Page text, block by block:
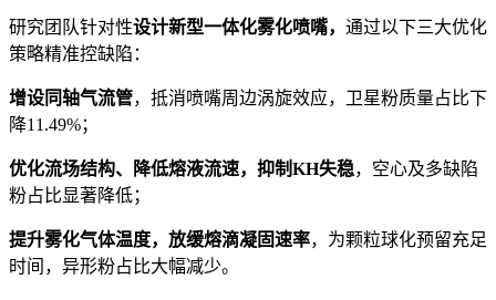
研究团队针对性设计新型一体化雾化喷嘴， 通过以下三大优化
策略精准控缺陷：
增设同轴气流管，抵消喷嘴周边涡旋效应，卫星粉质量占比下
降11.49%；
优化流场结构、降低熔液流速，抑制KH失稳，空心及多缺陷
粉占比显著降低；
提升雾化气体温度，放缓熔滴凝固速率，为颗粒球化预留充足
时间，异形粉占比大幅减少。